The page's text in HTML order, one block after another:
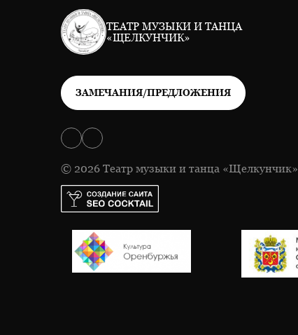
ТЕАТР МУЗЫКИ И ТАНЦА
«ЩЕЛКУНЧИК»
ЗАМЕЧАНИЯ/ПРЕДЛОЖЕНИЯ
© 2026 Театр музыки и танца «Щелкунчик»